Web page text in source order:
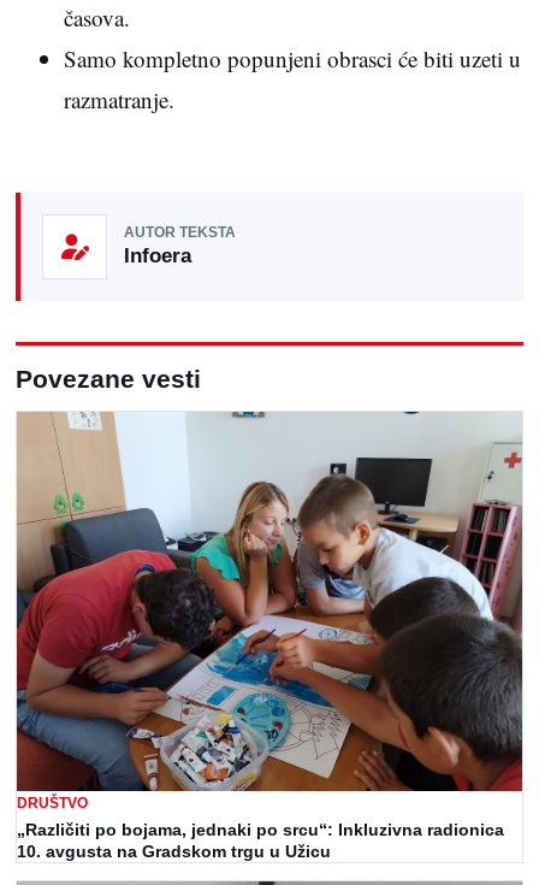
časova.
Samo kompletno popunjeni obrasci će biti uzeti u
razmatranje.
AUTOR TEKSTA
Infoera
Povezane vesti
DRUŠTVO
„Različiti po bojama, jednaki po srcu“: Inkluzivna radionica
10. avgusta na Gradskom trgu u Užicu